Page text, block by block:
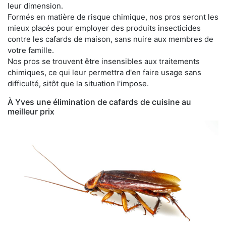
leur dimension.
Formés en matière de risque chimique, nos pros seront les
mieux placés pour employer des produits insecticides
contre les cafards de maison, sans nuire aux membres de
votre famille.
Nos pros se trouvent être insensibles aux traitements
chimiques, ce qui leur permettra d'en faire usage sans
difficulté, sitôt que la situation l'impose.
À Yves une élimination de cafards de cuisine au
meilleur prix